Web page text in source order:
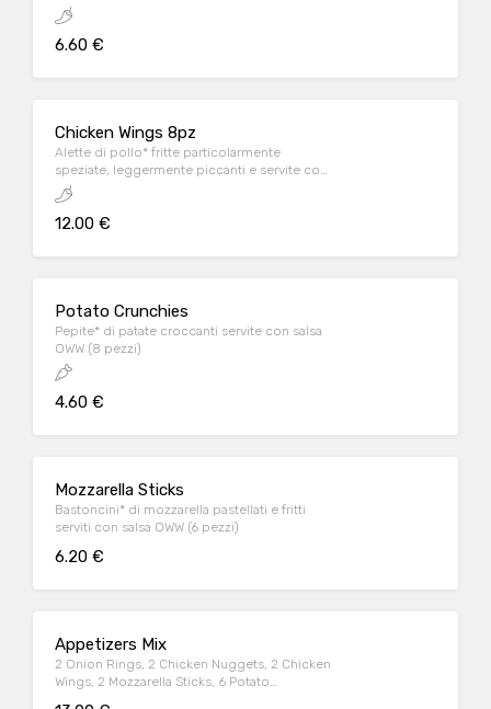
salsa OWW
6.60 €
Chicken Wings 8pz
Alette di pollo* fritte particolarmente
speziate, leggermente piccanti e servite con
salsa OWW
12.00 €
Potato Crunchies
Pepite* di patate croccanti servite con salsa
OWW (8 pezzi)
4.60 €
Mozzarella Sticks
Bastoncini* di mozzarella pastellati e fritti
serviti con salsa OWW (6 pezzi)
6.20 €
Appetizers Mix
2 Onion Rings, 2 Chicken Nuggets, 2 Chicken
Wings, 2 Mozzarella Sticks, 6 Potato